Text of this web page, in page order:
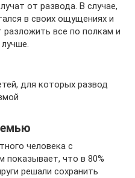
от развода. В случае,
в своих ощущениях и
все по полкам и
для которых развод
человека с
показывает, что в 80%
решали сохранить